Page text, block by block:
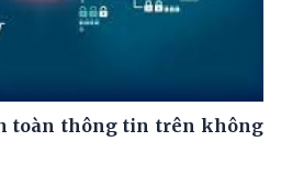
toàn thông tin trên không